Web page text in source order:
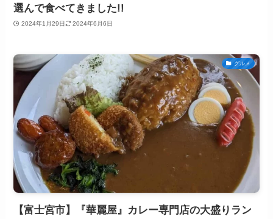
選んで食べてきました!!
2024年1月29日 2024年6月6日
グルメ
【富士宮市】『華麗屋』カレー専門店の大盛りラン